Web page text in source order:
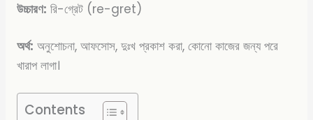
উচ্চারণ: রি-গ্রেট (re-gret)
অর্থ: অনুশোচনা, আফসোস, দুঃখ প্রকাশ করা, কোনো কাজের জন্য পরে
খারাপ লাগা।
Contents